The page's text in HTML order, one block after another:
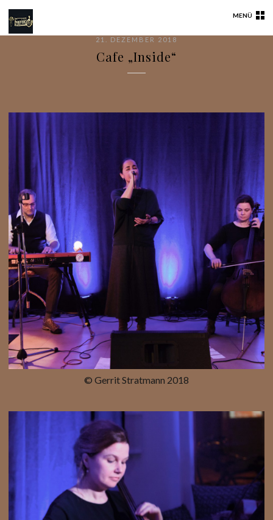
MENÜ
21. DEZEMBER 2018
Cafe „Inside“
© Gerrit Stratmann 2018